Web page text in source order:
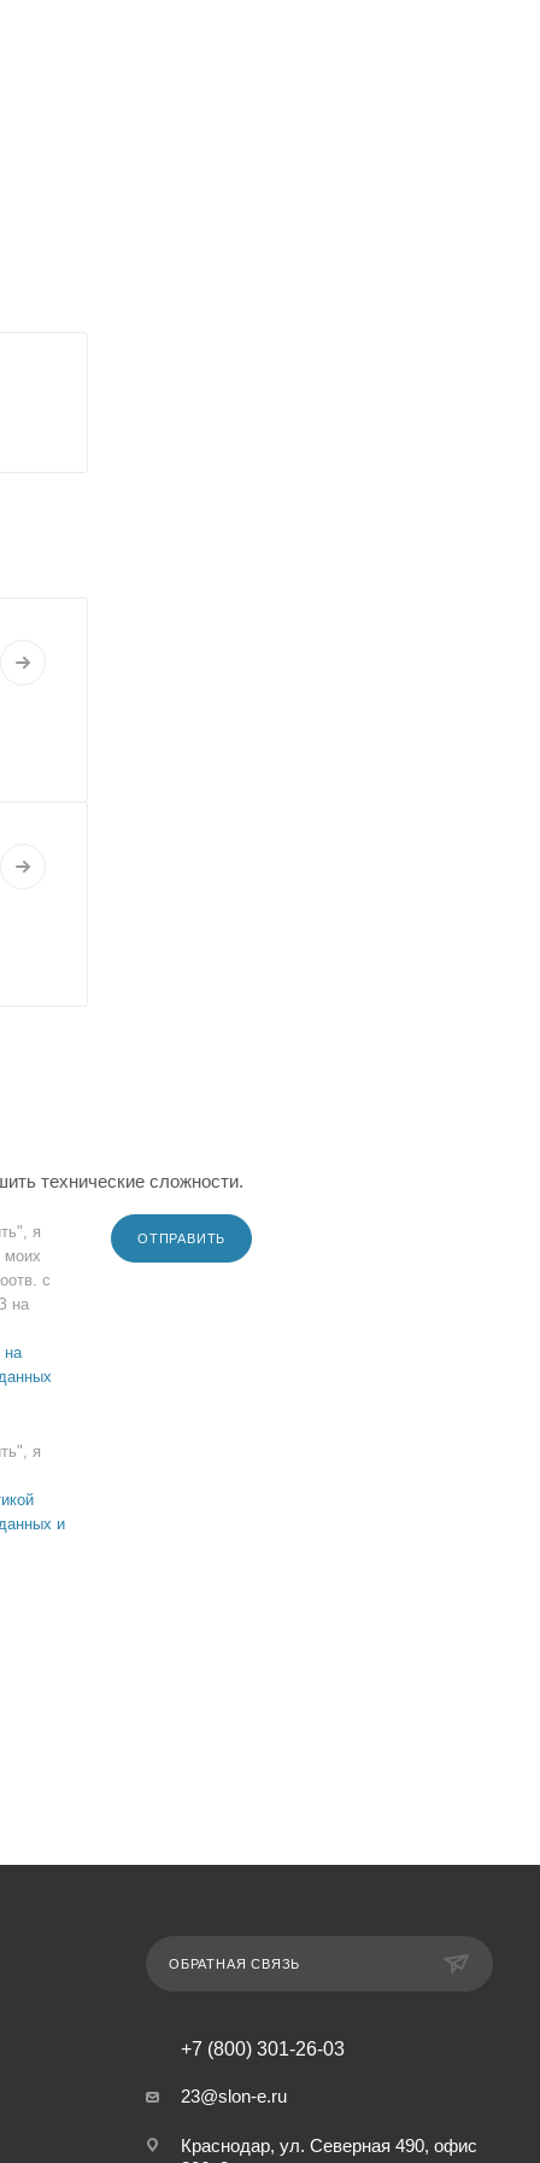
технические сложности.
я
моих
с
на
на
я
и
ОТПРАВИТЬ
ОБРАТНАЯ СВЯЗЬ
+7 (800) 301-26-03
23@slon-e.ru
Краснодар, ул. Северная 490, офис